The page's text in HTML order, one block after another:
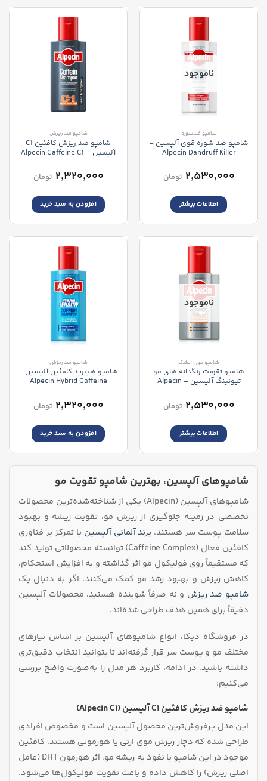
ناموجود
شامپو ضدشوره
شامپو ضد شوره قوی آلپسین –
Alpecin Dandruff Killer
۲,۵۳۰,۰۰۰ تومان
اطلاعات بیشتر
شامپو ضد ریزش
شامپو ضد ریزش کافئین C1
آلپسین – Alpecin Caffeine C1
۲,۳۲۰,۰۰۰ تومان
افزودن به سبد خرید
ناموجود
شامپو موی خشک
شامپو تقویت رنگدانه های مو
تیونینگ آلپسین – Alpecin
۲,۵۳۰,۰۰۰ تومان
اطلاعات بیشتر
شامپو ضد ریزش
شامپو هیبرید کافئین آلپسین –
Alpecin Hybrid Caffeine
۲,۳۲۰,۰۰۰ تومان
افزودن به سبد خرید
شامپوهای آلپسین، بهترین شامپو تقویت مو
شامپوهای آلپسین (Alpecin) یکی از شناخته‌شده‌ترین محصولات
تخصصی در زمینه جلوگیری از ریزش مو، تقویت ریشه و بهبود
سلامت پوست سر هستند. برند آلمانی آلپسین با تمرکز بر فناوری
کافئین فعال (Caffeine Complex) توانسته محصولاتی تولید کند
که مستقیماً روی فولیکول مو اثر گذاشته و به افزایش استحکام،
کاهش ریزش و بهبود رشد مو کمک می‌کنند. اگر به دنبال یک
شامپو ضد ریزش و نه صرفاً شوینده هستید، محصولات آلپسین
دقیقاً برای همین هدف طراحی شده‌اند.
در فروشگاه دیکا، انواع شامپوهای آلپسین بر اساس نیازهای
مختلف مو و پوست سر قرار گرفته‌اند تا بتوانید انتخاب دقیق‌تری
داشته باشید. در ادامه، کاربرد هر مدل را به‌صورت واضح بررسی
می‌کنیم:
شامپو ضد ریزش کافئین C1 آلپسین (Alpecin C1)
این مدل پرفروش‌ترین محصول آلپسین است و مخصوص افرادی
طراحی شده که دچار ریزش موی ارثی یا هورمونی هستند. کافئین
موجود در این شامپو با نفوذ به ریشه مو، اثر هورمون DHT (عامل
اصلی ریزش) را کاهش داده و باعث تقویت فولیکول‌ها می‌شود.